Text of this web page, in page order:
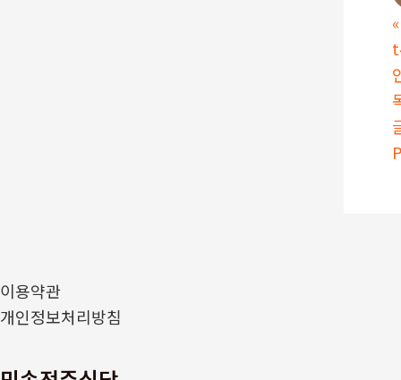
«
이용약관
개인정보처리방침